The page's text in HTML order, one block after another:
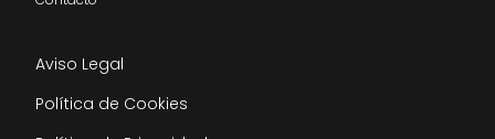
Aviso Legal
Política de Cookies